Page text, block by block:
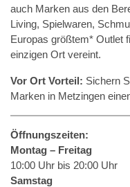
auch Marken aus den
Living, Spielwaren,
Europas größtem* Outlet
einzigen Ort vereint.
Vor Ort Vorteil: Sichern
Marken in Metzingen
Öffnungszeiten:
Montag – Freitag
10:00 Uhr bis 20:00 Uhr
Samstag